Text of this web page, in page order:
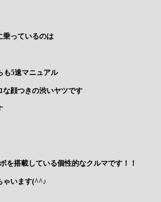
乗っているのは
も5速マニュアル
な顔つきの渋いヤツです
を搭載している個性的なクルマです！！
ゃいます(^^♪